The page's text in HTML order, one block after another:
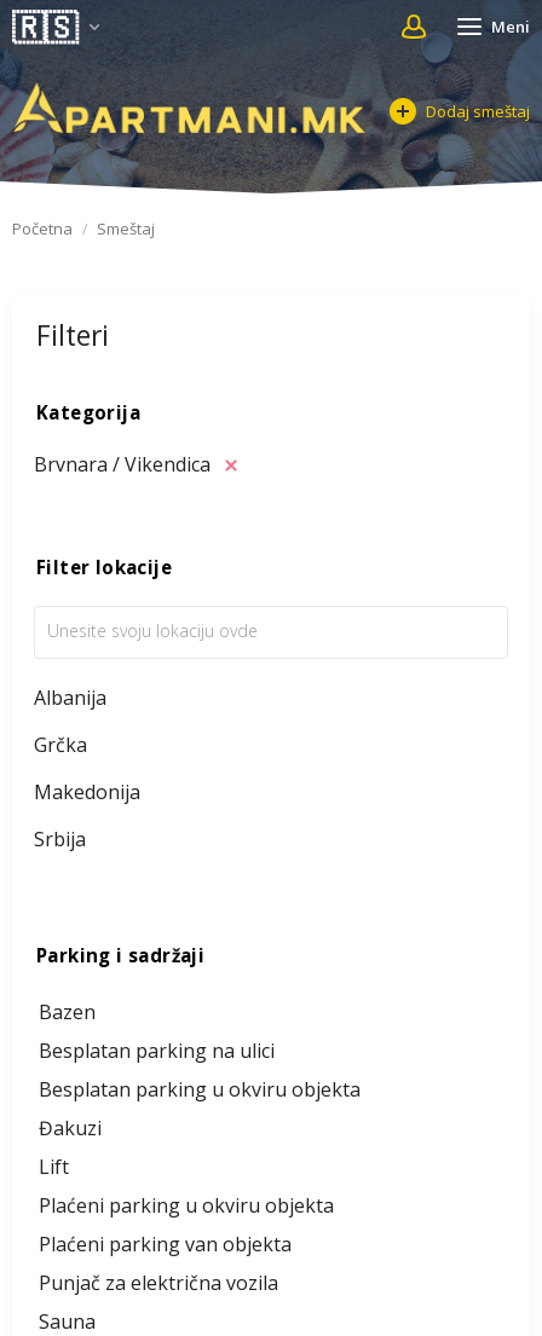
Meni
Dodaj smeštaj
Početna Smeštaj
Filteri
Kategorija
Brvnara / Vikendica
Filter lokacije
Albanija
Grčka
Makedonija
Srbija
Parking i sadržaji
Bazen
Besplatan parking na ulici
Besplatan parking u okviru objekta
Đakuzi
Lift
Plaćeni parking u okviru objekta
Plaćeni parking van objekta
Punjač za električna vozila
Sauna